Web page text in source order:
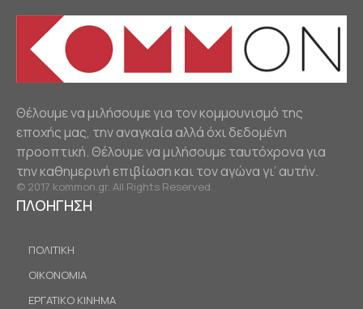
Θέλουμε να μιλήσουμε για τον κομμουνισμό της
εποχής μας, την αναγκαία αλλά όχι δεδομένη
προοπτική. Θέλουμε να μιλήσουμε ταυτόχρονα για
την καθημερινή επιβίωση και τον αγώνα γι’ αυτήν.
© 2017 kommon.gr. All Rights Reserved.
ΠΛΟΗΓΗΣΗ
ΠΟΛΙΤΙΚΗ
ΟΙΚΟΝΟΜΙΑ
ΕΡΓΑΤΙΚΟ ΚΙΝΗΜΑ